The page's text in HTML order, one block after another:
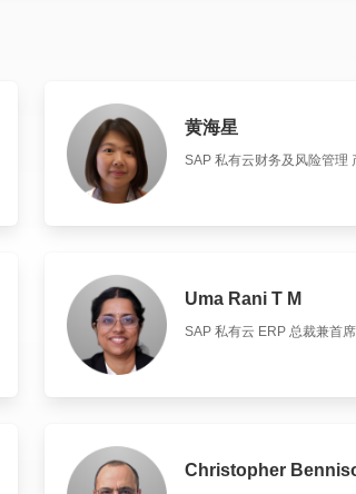
黄海星
SAP 私有云财务及风险管理
Uma Rani T M
SAP 私有云 ERP 总裁兼首
Christopher